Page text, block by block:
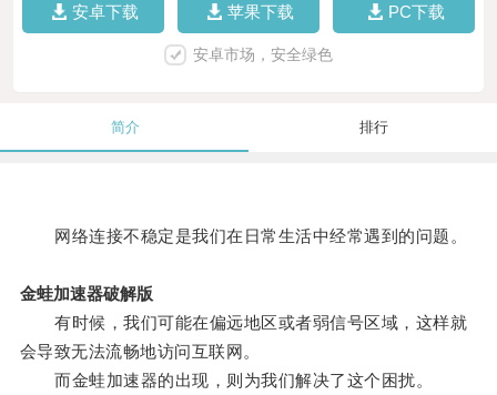
安卓下载 苹果下载 PC下载
安卓市场，安全绿色
简介 排行
网络连接不稳定是我们在日常生活中经常遇到的问题。
金蛙加速器破解版
有时候，我们可能在偏远地区或者弱信号区域，这样就
会导致无法流畅地访问互联网。
而金蛙加速器的出现，则为我们解决了这个困扰。